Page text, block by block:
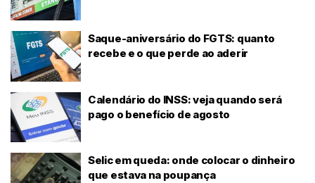
Saque-aniversário do FGTS: quanto
recebe e o que perde ao aderir
Calendário do INSS: veja quando será
pago o benefício de agosto
Selic em queda: onde colocar o dinheiro
que estava na poupança